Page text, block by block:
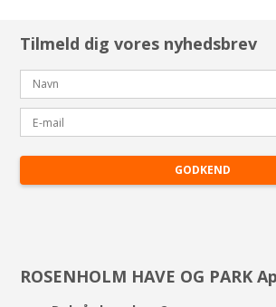
Tilmeld dig vores nyhedsbrev
GODKEND
ROSENHOLM HAVE OG PARK